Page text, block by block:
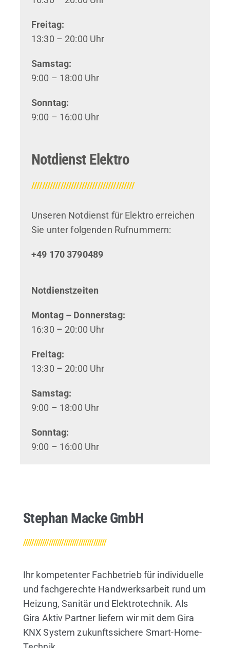
Freitag:
13:30 – 20:00 Uhr
Samstag:
9:00 – 18:00 Uhr
Sonntag:
9:00 – 16:00 Uhr
Notdienst Elektro
///////////////////////////////////////
Unseren Notdienst für Elektro erreichen
Sie unter folgenden Rufnummern:
+49 170 3790489
Notdienstzeiten
Montag – Donnerstag:
16:30 – 20:00 Uhr
Freitag:
13:30 – 20:00 Uhr
Samstag:
9:00 – 18:00 Uhr
Sonntag:
9:00 – 16:00 Uhr
Stephan Macke GmbH
///////////////////////////////////////
Ihr kompetenter Fachbetrieb für individuelle
und fachgerechte Handwerksarbeit rund um
Heizung, Sanitär und Elektrotechnik. Als
Gira Aktiv Partner liefern wir mit dem Gira
KNX System zukunftssichere Smart-Home-